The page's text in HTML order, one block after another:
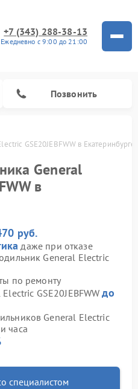
+7 (343) 288-38-13
Ежедневно с 9:00 до 21:00
Позвонить
GSE20JEBFWW в Екатеринбурге
General
в
руб.
даже при отказе
General Electric
по ремонту
GSE20JEBFWWдо
General Electric
часа
специалистом